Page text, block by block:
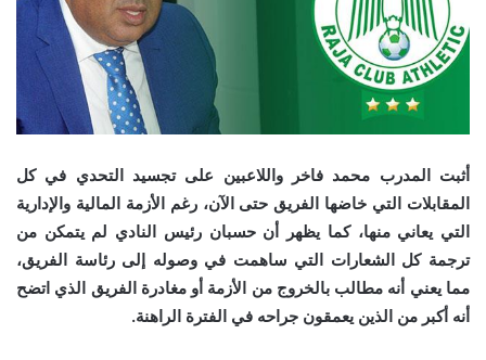
أثبت المدرب محمد فاخر واللاعبين على تجسيد التحدي في كل
المقابلات التي خاضها الفريق حتى الآن، رغم الأزمة المالية والإدارية
التي يعاني منها، كما يظهر أن حسبان رئيس النادي لم يتمكن من
ترجمة كل الشعارات التي ساهمت في وصوله إلى رئاسة الفريق،
مما يعني أنه مطالب بالخروج من الأزمة أو مغادرة الفريق الذي اتضح
أنه أكبر من الذين يعمقون جراحه في الفترة الراهنة.